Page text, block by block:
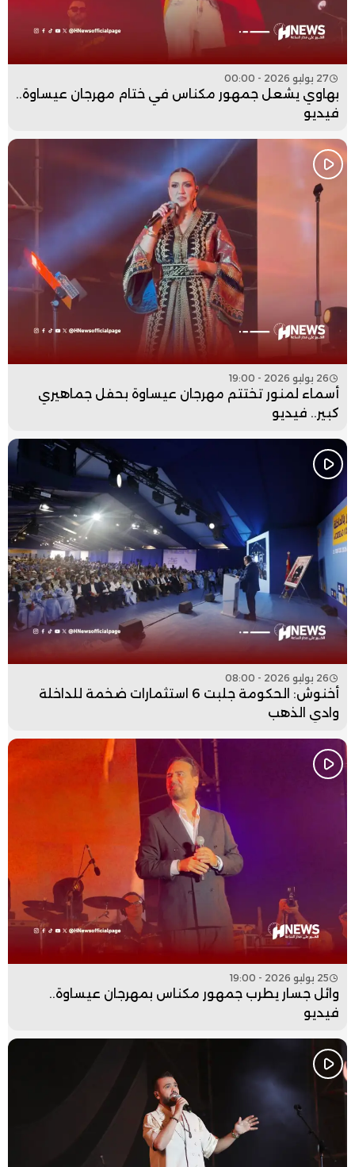
27 يوليو 2026 - 00:00
بهاوي يشعل جمهور مكناس في ختام مهرجان عيساوة..
فيديو
26 يوليو 2026 - 19:00
أسماء لمنور تختتم مهرجان عيساوة بحفل جماهيري
كبير.. فيديو
26 يوليو 2026 - 08:00
أخنوش: الحكومة جلبت 6 استثمارات ضخمة للداخلة
وادي الذهب
25 يوليو 2026 - 19:00
وائل جسار يطرب جمهور مكناس بمهرجان عيساوة..
فيديو